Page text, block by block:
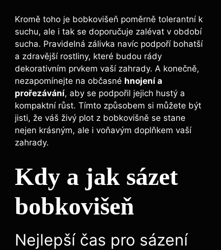
Kromě toho je bobkovišeň poměrně tolerantní k
suchu, ale i tak se doporučuje zalévat v období
sucha. Pravidelná zálivka navíc podpoří bohatší
a zdravější rostliny, které budou rády
dekorativním prvkem vaší zahrady. A konečně,
nezapomínejte na občasné hnojení a
prořezávání, aby se podpořil jejich hustý a
kompaktní růst. Tímto způsobem si můžete být
jisti, že váš živý plot z bobkovišně se stane
nejen krásným, ale i voňavým doplňkem vaší
zahrady.
Kdy a jak sázet
bobkovišeň
Nejlepší čas pro sázení